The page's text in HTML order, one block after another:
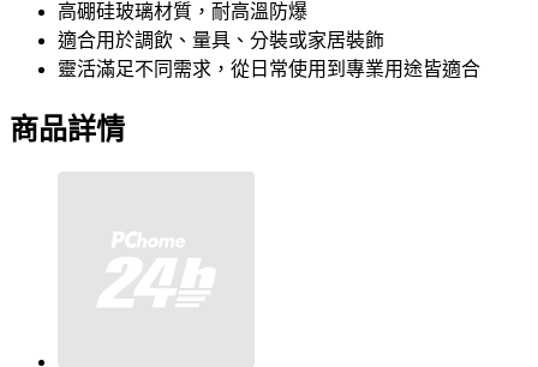
高硼硅玻璃材質，耐高溫防爆
適合用於調飲、量具、分裝或家居裝飾
靈活滿足不同需求，從日常使用到專業用途皆適合
商品詳情